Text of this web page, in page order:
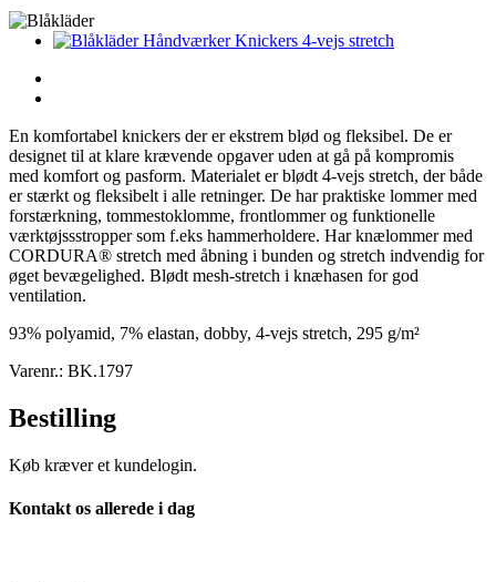
En komfortabel knickers der er ekstrem blød og fleksibel. De er
designet til at klare krævende opgaver uden at gå på kompromis
med komfort og pasform. Materialet er blødt 4-vejs stretch, der både
er stærkt og fleksibelt i alle retninger. De har praktiske lommer med
forstærkning, tommestoklomme, frontlommer og funktionelle
værktøjssstropper som f.eks hammerholdere. Har knælommer med
CORDURA® stretch med åbning i bunden og stretch indvendig for
øget bevægelighed. Blødt mesh-stretch i knæhasen for god
ventilation.
93% polyamid, 7% elastan, dobby, 4-vejs stretch, 295 g/m²
Varenr.: BK.1797
Bestilling
Køb kræver et kundelogin.
Kontakt os allerede i dag